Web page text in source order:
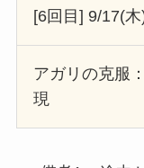
[6回目] 9/17(木
アガリの克服
現